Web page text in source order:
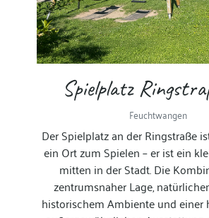
Spielplatz
Feuchtwangen
Der Spielplatz an der Ringstraße
ein Ort zum Spielen – er ist ein
mitten in der Stadt. Die
zentrumsnaher Lage,
historischem Ambiente und einer